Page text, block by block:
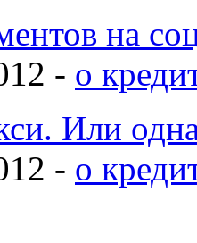
на
- о
Или
- о